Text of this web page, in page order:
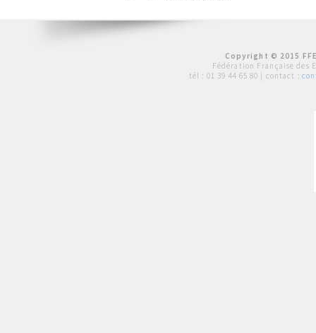
Copyright © 2015
Fédération Française des
tél : 01 39 44 65 80 | contact :